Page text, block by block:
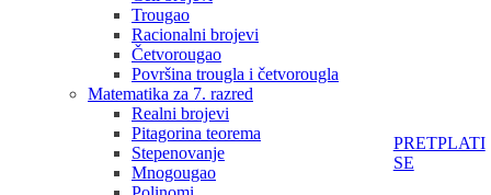
Trougao
Racionalni brojevi
Četvorougao
Površina trougla i četvorougla
Matematika za 7. razred
Realni brojevi
Pitagorina teorema
Stepenovanje
Mnogougao
PRETPLATI
SE